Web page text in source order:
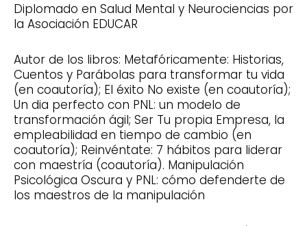
Diplomado en Salud Mental y Neurociencias por
la Asociación EDUCAR
Autor de los libros: Metafóricamente: Historias,
Cuentos y Parábolas para transformar tu vida
(en coautoría); El éxito No existe (en coautoría);
Un dia perfecto con PNL: un modelo de
transformación ágil; Ser Tu propia Empresa, la
empleabilidad en tiempo de cambio (en
coautoría); Reinvéntate: 7 hábitos para liderar
con maestría (coautoría). Manipulación
Psicológica Oscura y PNL: cómo defenderte de
los maestros de la manipulación